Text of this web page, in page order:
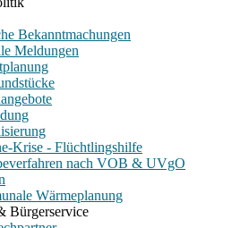
Bekanntmachungen
Meldungen
Krise - Flüchtlingshilfe
nach VOB & UVgO
Wärmeplanung
Bürgerservice